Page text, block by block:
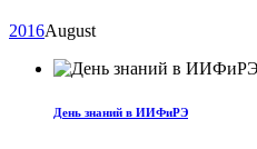
2016August
День знаний в ИИФиРЭ